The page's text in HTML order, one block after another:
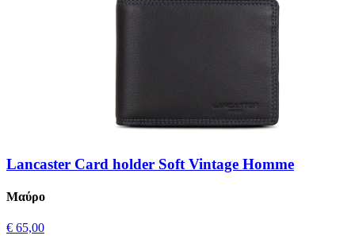
Lancaster Card holder Soft Vintage Homme
Μαύρο
€ 65,00